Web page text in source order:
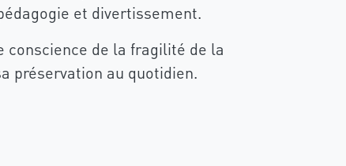
et divertissement.
conscience de la fragilité de la
préservation au quotidien.